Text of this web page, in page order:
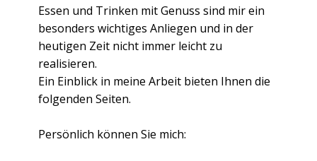
Essen und Trinken mit Genuss sind mir ein
besonders wichtiges Anliegen und in der
heutigen Zeit nicht immer leicht zu
realisieren.
Ein Einblick in meine Arbeit bieten Ihnen die
folgenden Seiten.
Persönlich können Sie mich: